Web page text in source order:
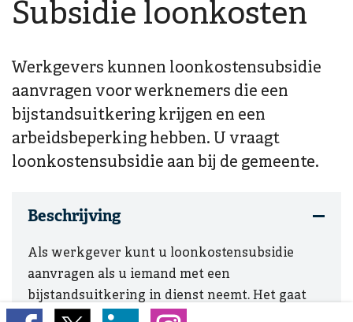
Subsidie loonkosten
Werkgevers kunnen loonkostensubsidie
aanvragen voor werknemers die een
bijstandsuitkering krijgen en een
arbeidsbeperking hebben. U vraagt
loonkostensubsidie aan bij de gemeente.
Beschrijving
Als werkgever kunt u loonkostensubsidie
aanvragen als u iemand met een
bijstandsuitkering in dienst neemt. Het gaat
om werknemers met een arbeidsbeperking die